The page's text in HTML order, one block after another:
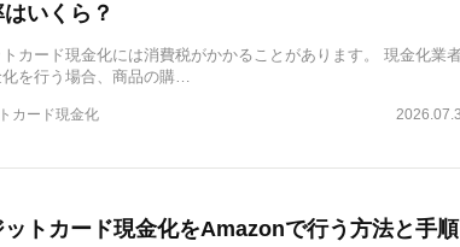
いくら？
カード現金化には消費税がかかることがあります。 現金化業
化を行う場合、商品の購…
カード現金化
ットカード現金化をAmazonで行う方法と手順